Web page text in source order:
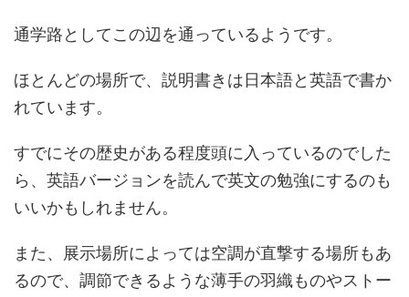
通学路としてこの辺を通っているようです。
ほとんどの場所で、説明書きは日本語と英語で書か
れています。
すでにその歴史がある程度頭に入っているのでした
ら、英語バージョンを読んで英文の勉強にするのも
いいかもしれません。
また、展示場所によっては空調が直撃する場所もあ
るので、調節できるような薄手の羽織ものやストー